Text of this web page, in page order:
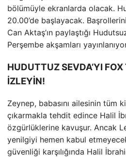
bölümüyle ekranlarda olacak.
20.00’de başlayacak.
Can Aktaş’ın paylaştığı
Perşembe akşamları
HUDUTTUZ SEVDA’YI FOX
İZLEYİN!
Zeynep, babasını ailesinin tüm
çıkarmakla tehdit edince Halil
özgürlüklerine kavuşur. Ancak
yenilgiyi hemen kabul
güvenliği karşılığında Halil